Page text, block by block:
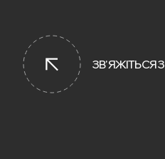
ЗВ'ЯЖІТЬСЯ